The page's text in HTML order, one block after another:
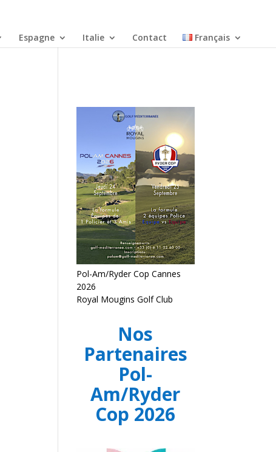
Espagne Italie Contact Français
Pol-Am/Ryder Cop Cannes
2026
Royal Mougins Golf Club
Nos
Partenaires
Pol-
Am/Ryder
Cop 2026